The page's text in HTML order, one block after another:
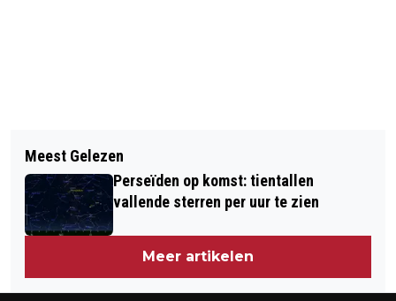
ING SCHRAPT 1700 BANEN IN
NEDERLAND; VAKBONDEN GESCHOKT
DODEN NA INSTORTEN GEBOUW
EGYPTE
Meest Gelezen
Perseïden op komst: tientallen
vallende sterren per uur te zien
Meer artikelen